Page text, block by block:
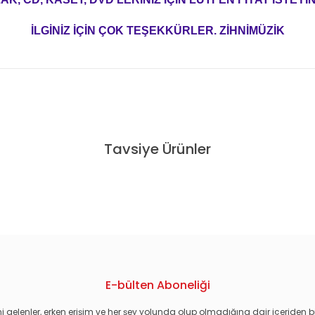
İLGİNİZ İÇİN ÇOK TEŞEKKÜRLER. ZİHNİMÜZİK
Tavsiye Ürünler
E-bülten Aboneliği
gelenler, erken erişim ve her şey yolunda olup olmadığına dair içeriden